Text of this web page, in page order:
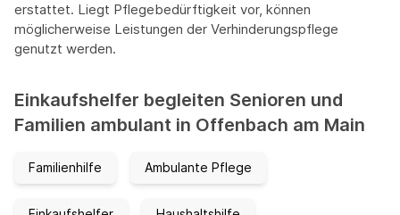
erstattet. Liegt Pflegebedürftigkeit vor, können
möglicherweise Leistungen der Verhinderungspflege
genutzt werden.
Einkaufshelfer begleiten Senioren und
Familien ambulant in Offenbach am Main
Familienhilfe Ambulante Pflege